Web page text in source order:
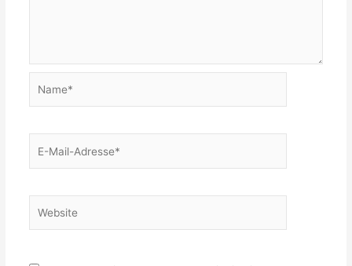
Mail-